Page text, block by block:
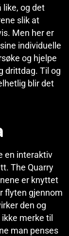
like, og det
slik at
Men her er
individuelle
og hjelpe
drittdag. Til og
blir det
en interaktiv
The Quarry
er knyttet
flyten gjennom
den og
merke til
man penses